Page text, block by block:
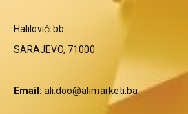
Halilovići bb
SARAJEVO, 71000
Email: ali.doo@alimarketi.ba